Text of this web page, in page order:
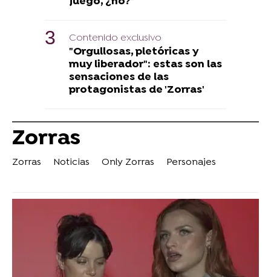
Contenido exclusivo
"Orgullosas, pletóricas y
muy liberador": estas son las
sensaciones de las
protagonistas de 'Zorras'
Zorras
Zorras Noticias Only Zorras Personajes